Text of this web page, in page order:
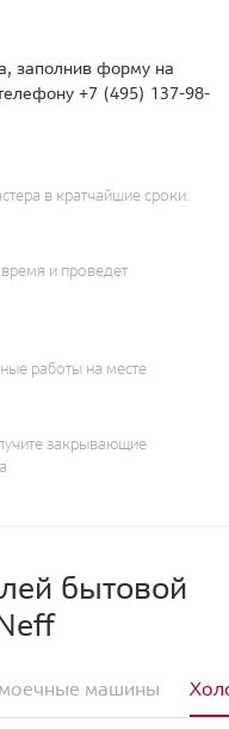
заполнив форму на
+7 (495) 137-98-
в кратчайшие сроки.
и проведет
работы на месте
закрывающие
бытовой
машины